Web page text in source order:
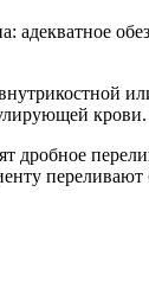
адекватное